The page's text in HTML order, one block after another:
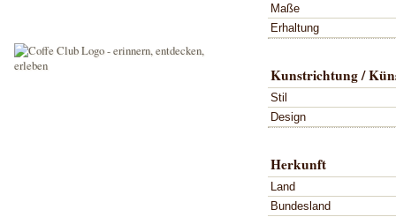
Maße
Erhaltung
Kunstrichtung /
Stil
Design
Herkunft
Land
Bundesland